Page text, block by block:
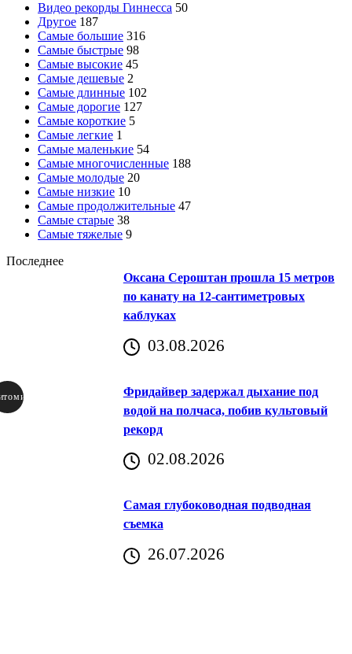
Видео рекорды Гиннесса 50
Другое 187
Самые большие 316
Самые быстрые 98
Самые высокие 45
Самые дешевые 2
Самые длинные 102
Самые дорогие 127
Самые короткие 5
Самые легкие 1
Самые маленькие 54
Самые многочисленные 188
Самые молодые 20
Самые низкие 10
Самые продолжительные 47
Самые старые 38
Самые тяжелые 9
Последнее
Оксана Сероштан прошла 15 метров
по канату на 12-сантиметровых
каблуках
03.08.2026
Фридайвер задержал дыхание под
водой на полчаса, побив культовый
рекорд
02.08.2026
Самая глубоководная подводная
съемка
26.07.2026